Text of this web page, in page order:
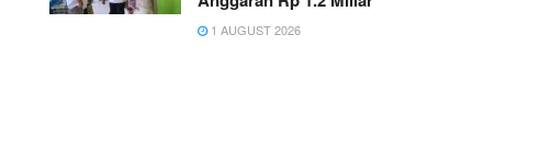
1 AUGUST 2026